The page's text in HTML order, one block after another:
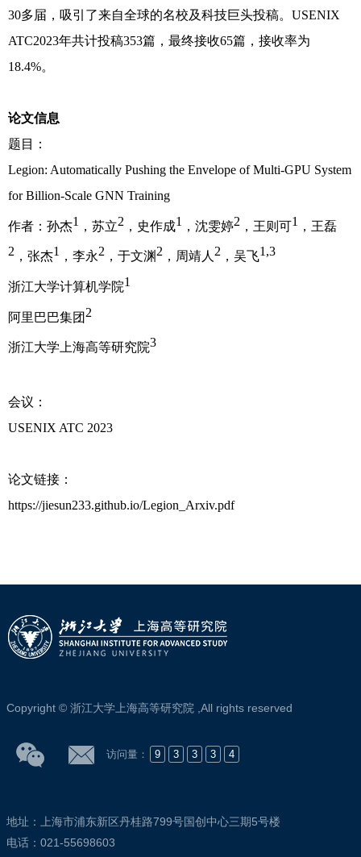
30多届，吸引了来自全球的名校及科技巨头投稿。 USENIX
ATC2023年共计投稿353篇，最终接收65篇，接收率为
18.4%。
论文信息
题目：
Legion: Automatically Pushing the Envelope of Multi-GPU System
for Billion-Scale GNN Training
作者：孙杰1 ，苏立2 ，史作成1 ，沈雯婷2 ，王则可1
，王磊
2 ，张杰1 ，李永2 ，于文渊 2 ，周靖人 2 ，吴飞1,3
浙江大学计算机学院1
阿里巴巴集团2
浙江大学上海高等研究院3
会议：
USENIX ATC 2023
论文链接：
https://jiesun233.github.io/Legion_Arxiv.pdf
Copyright © 浙江大学上海高等研究院 ,All rights reserved
访问量： 9 3 3 3 4
地址：上海市浦东新区丹桂路799号国创中心三期5号楼
电话：021-55698603